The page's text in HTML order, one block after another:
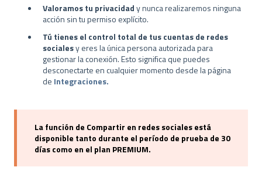
Valoramos tu privacidady nunca realizaremos ninguna
acción sin tu permiso explícito.
Tú tienes el control total de tus cuentas de redes
socialesy eres la única persona autorizada para
gestionar la conexión. Esto significa que puedes
desconectarte en cualquier momento desde la página
de Integraciones.
La función de Compartir en redes sociales está
disponible tanto durante el período de prueba de 30
días como en el plan PREMIUM.